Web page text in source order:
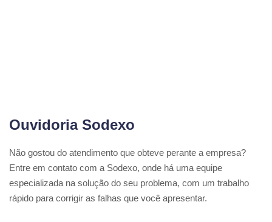
Ouvidoria Sodexo
Não gostou do atendimento que obteve perante a empresa?
Entre em contato com a Sodexo, onde há uma equipe
especializada na solução do seu problema, com um trabalho
rápido para corrigir as falhas que você apresentar.